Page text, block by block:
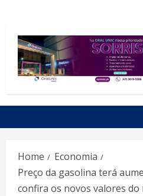
Home
Economia
Preço da gasolina terá
confira os novos valores do